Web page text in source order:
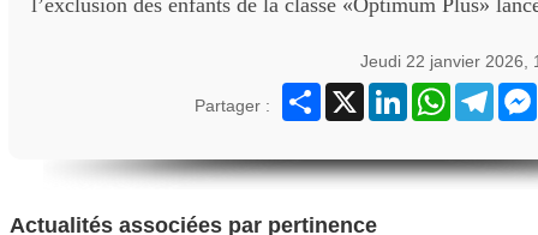
l’exclusion des enfants de la classe «Optimum Plus»
Jeudi 22 janvier 2026,
Partager :
Partager
X LinkedInWhatsApp
Actualités associées par pertinence